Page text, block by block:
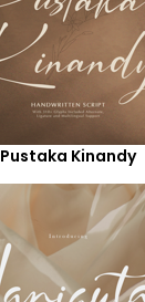
Pustaka Kinandy